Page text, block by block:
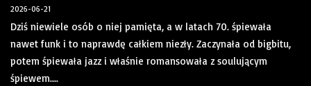
2026-06-21
Dziś niewiele osób o niej pamięta, a w latach 70. śpiewała
nawet funk i to naprawdę całkiem niezły. Zaczynała od bigbitu,
potem śpiewała jazz i właśnie romansowała z soulującym
śpiewem....